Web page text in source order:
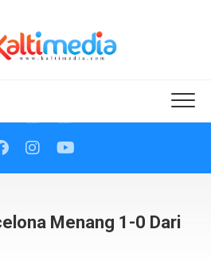
Menang 1-0 Dari